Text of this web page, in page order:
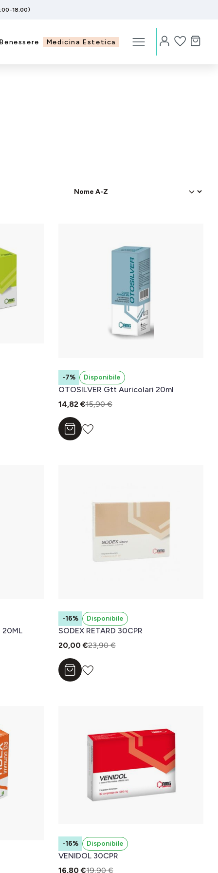
18:00)
Benessere Medicina Estetica
-7% Disponibile
OTOSILVER Gtt Auricolari 20ml
14,82 €15,90 €
Aggiungi al carrello
20ML
-16% Disponibile
SODEX RETARD 30CPR
20,00 €23,90 €
Aggiungi al carrello
-16% Disponibile
VENIDOL 30CPR
16,80 €19,90 €